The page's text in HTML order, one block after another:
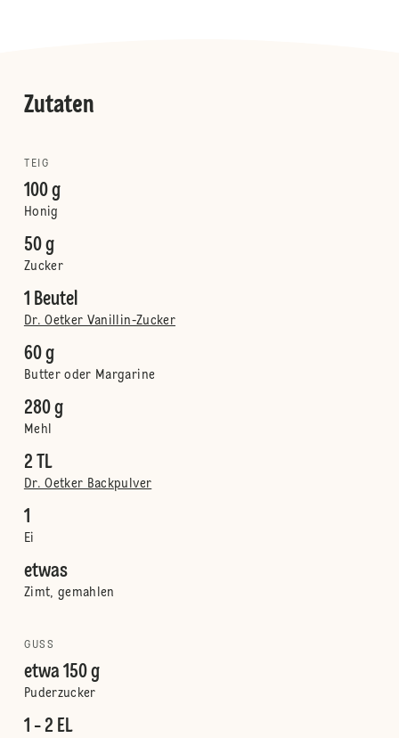
Zutaten
TEIG
100 g
Honig
50 g
Zucker
1 Beutel
Dr. Oetker Vanillin-Zucker
60 g
Butter oder Margarine
280 g
Mehl
2 TL
Dr. Oetker Backpulver
1
Ei
etwas
Zimt, gemahlen
GUSS
etwa 150 g
Puderzucker
1 - 2 EL